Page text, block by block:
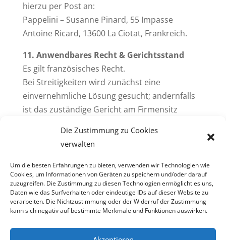
Die Zustimmung zu Cookies
verwalten
Um die besten Erfahrungen zu bieten, verwenden wir Technologien wie
Cookies, um Informationen von Geräten zu speichern und/oder darauf
zuzugreifen. Die Zustimmung zu diesen Technologien ermöglicht es uns,
Daten wie das Surfverhalten oder eindeutige IDs auf dieser Website zu
verarbeiten. Die Nichtzustimmung oder der Widerruf der Zustimmung
kann sich negativ auf bestimmte Merkmale und Funktionen auswirken.
hierzu per Post an:
Pappelini – Susanne Pinard, 55 Impasse
Antoine Ricard, 13600 La Ciotat, Frankreich.
11. Anwendbares Recht & Gerichtsstand
Es gilt französisches Recht.
Bei Streitigkeiten wird zunächst eine
einvernehmliche Lösung gesucht; andernfalls
ist das zuständige Gericht am Firmensitz
Copyright © 2026Pappelini